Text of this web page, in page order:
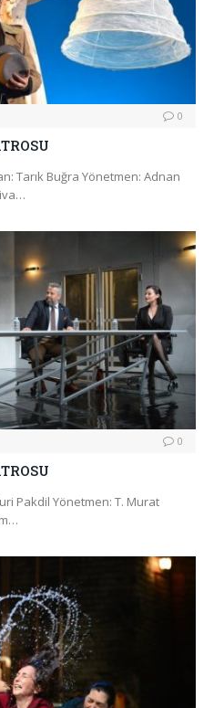
0
Tarık Buğra Yönetmen: Adnan
0
Pakdil Yönetmen: T. Murat